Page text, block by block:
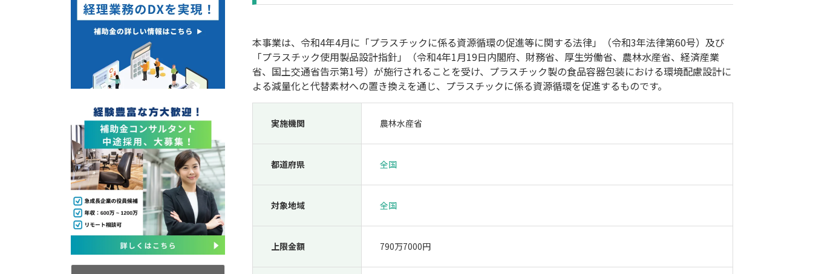
検索
本事業は、令和4年4月に「プラスチックに係る資源循環の促進等に関する法律」（令和3年法律第60号）及び
「プラスチック使用製品設計指針」（令和4年1月19日内閣府、財務省、厚生労働省、農林水産省、経済産業
省、国土交通省告示第1号）が施行されることを受け、プラスチック製の食品容器包装における環境配慮設計に
よる減量化と代替素材への置き換えを通じ、プラスチックに係る資源循環を促進するものです。
実施機関 農林水産省
都道府県 全国
対象地域 全国
上限金額 790万7000円